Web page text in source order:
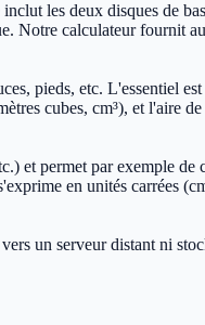
les deux disques de
Notre calculateur fournit
pieds, etc. L'essentiel
cubes, cm³), et l'aire
et permet par exemple de
en unités carrées
un serveur distant ni